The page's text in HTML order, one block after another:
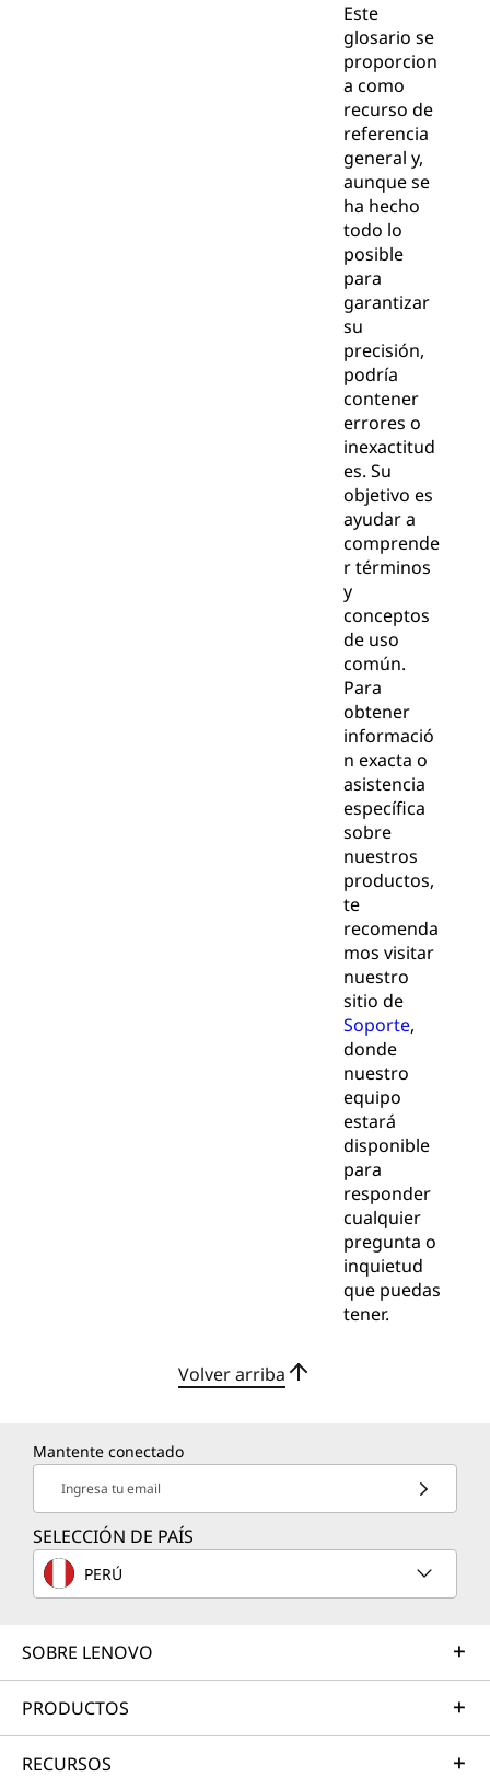
Este
glosario se
proporcion
a como
recurso de
referencia
general y,
aunque se
ha hecho
todo lo
posible
para
garantizar
su
precisión,
podría
contener
errores o
inexactitud
es. Su
objetivo es
ayudar a
comprende
r términos
y
conceptos
de uso
común.
Para
obtener
informació
n exacta o
asistencia
específica
sobre
nuestros
productos,
te
recomenda
mos visitar
nuestro
sitio de
Soporte,
donde
nuestro
equipo
estará
disponible
para
responder
cualquier
pregunta o
inquietud
que puedas
tener.
Volver arriba
Mantente conectado
Ingresa tu email
SELECCIÓN DE PAÍS
PERÚ
SOBRE LENOVO
PRODUCTOS
RECURSOS